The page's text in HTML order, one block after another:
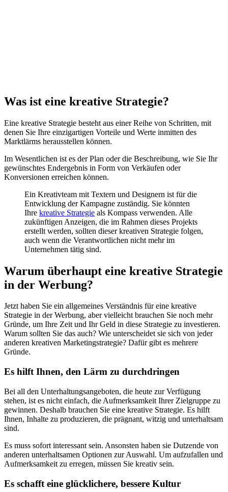
Was ist eine kreative Strategie?
Eine kreative Strategie besteht aus einer Reihe von Schritten, mit
denen Sie Ihre einzigartigen Vorteile und Werte inmitten des
Marktlärms herausstellen können.
Im Wesentlichen ist es der Plan oder die Beschreibung, wie Sie Ihr
gewünschtes Endergebnis in Form von Verkäufen oder
Konversionen erreichen können.
Ein Kreativteam mit Textern und Designern ist für die
Entwicklung der Kampagne zuständig. Sie könnten
Ihre kreative Strategie als Kompass verwenden. Alle
zukünftigen Anzeigen, die im Rahmen dieses Projekts
erstellt werden, sollten dieser kreativen Strategie folgen,
auch wenn die Verantwortlichen nicht mehr im
Unternehmen tätig sind.
Warum überhaupt eine kreative Strategie
in der Werbung?
Jetzt haben Sie ein allgemeines Verständnis für eine kreative
Strategie in der Werbung, aber vielleicht brauchen Sie noch mehr
Gründe, um Ihre Zeit und Ihr Geld in diese Strategie zu investieren.
Warum sollten Sie das auch? Wie unterscheidet sie sich von jeder
anderen kreativen Marketingstrategie? Dafür gibt es mehrere
Gründe.
Es hilft Ihnen, den Lärm zu durchdringen
Bei all den Unterhaltungsangeboten, die heute zur Verfügung
stehen, ist es nicht einfach, die Aufmerksamkeit Ihrer Zielgruppe zu
gewinnen. Deshalb brauchen Sie eine kreative Strategie. Es hilft
Ihnen, Inhalte zu produzieren, die prägnant, witzig und unterhaltsam
sind.
Es muss sofort interessant sein. Ansonsten haben sie Dutzende von
anderen unterhaltsamen Optionen zur Auswahl. Um aufzufallen und
Aufmerksamkeit zu erregen, müssen Sie kreativ sein.
Es schafft eine glücklichere, bessere Kultur